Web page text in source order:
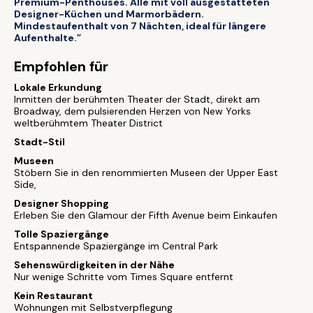
Designer-Küchen und Marmorbädern.
Mindestaufenthalt von 7 Nächten, ideal für längere
Aufenthalte.”
Empfohlen für
Lokale Erkundung
Inmitten der berühmten Theater der Stadt, direkt am
Broadway, dem pulsierenden Herzen von New Yorks
weltberühmtem Theater District
Stadt-Stil
Museen
Stöbern Sie in den renommierten Museen der Upper East
Side,
Designer Shopping
Erleben Sie den Glamour der Fifth Avenue beim Einkaufen
Tolle Spaziergänge
Entspannende Spaziergänge im Central Park
Sehenswürdigkeiten in der Nähe
Nur wenige Schritte vom Times Square entfernt
Kein Restaurant
Wohnungen mit Selbstverpflegung